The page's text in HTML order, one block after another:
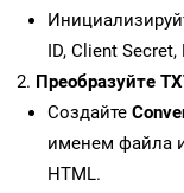
ID, Client
Преобразуйте
Создайте
именем файла
HTML.